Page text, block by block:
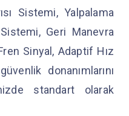
Sistemi, Yalpalama
Geri Manevra
Sinyal, Adaptif Hız
donanımlarını
standart olarak